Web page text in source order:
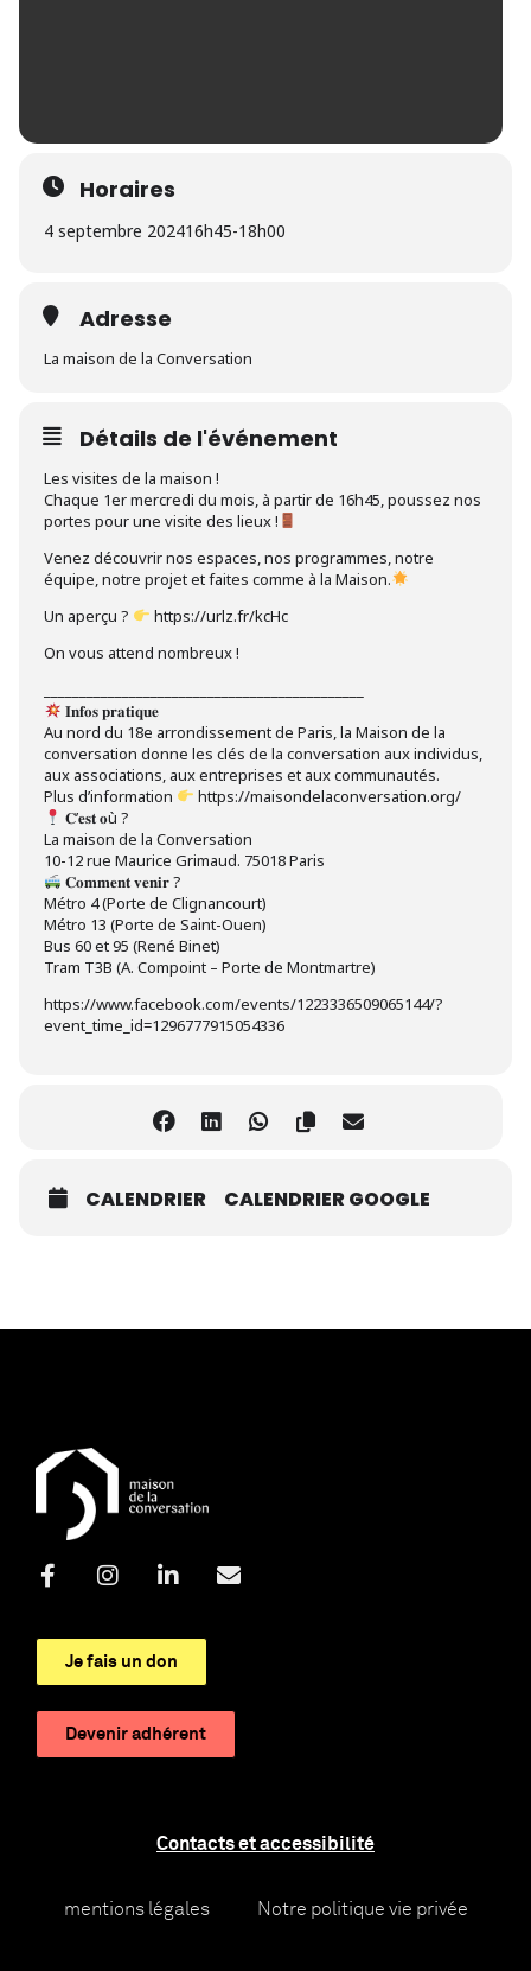
Horaires
4 septembre 202416h45-18h00
Adresse
La maison de la Conversation
Détails de l'événement
L es visites de la maison !
Chaque 1er mercredi du mois, à partir de 16h45, poussez nos
portes pour une visite des lieux !
Venez découvrir nos espaces, nos programmes, notre
équipe, notre projet et faites comme à la Maison.
Un aperçu ?
https://urlz.fr/kcHc
On vous attend nombreux !
𝐈𝐧𝐟𝐨𝐬 𝐩𝐫𝐚𝐭𝐢𝐪𝐮𝐞
Au nord du 18e arrondissement de Paris, la Maison de la
conversation donne les clés de la conversation aux individus,
aux associations, aux entreprises et aux communautés.
Plus d’information
https://maisondelaconversation.org/
𝐂’𝐞𝐬𝐭 𝐨ù ?
La maison de la Conversation
10-12 rue Maurice Grimaud. 75018 Paris
𝐂𝐨𝐦𝐦𝐞𝐧𝐭 𝐯𝐞𝐧𝐢𝐫 ?
Métro 4 (Porte de Clignancourt)
Métro 13 (Porte de Saint-Ouen)
Bus 60 et 95 (René Binet)
Tram T3B (A. Compoint – Porte de Montmartre)
https://www.facebook.com/events/1223336509065144/?
event_time_id=1296777915054336
CALENDRIER CALENDRIER GOOGLE
Je fais un don
Devenir adhérent
Contacts et accessibilité
mentions légales Notre politique vie privée